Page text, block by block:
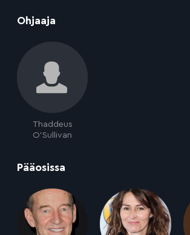
Ohjaaja
Thaddeus
O'Sullivan
Pääosissa